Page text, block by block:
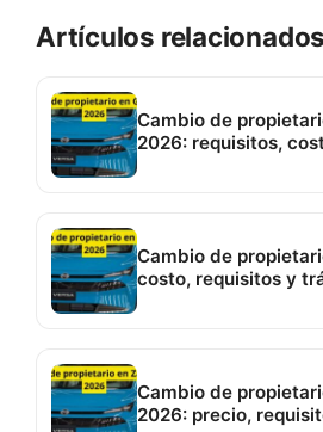
Artículos relacionados
Cambio de
2026: requisitos,
Cambio de
costo, requisitos y
Cambio de
2026: precio,